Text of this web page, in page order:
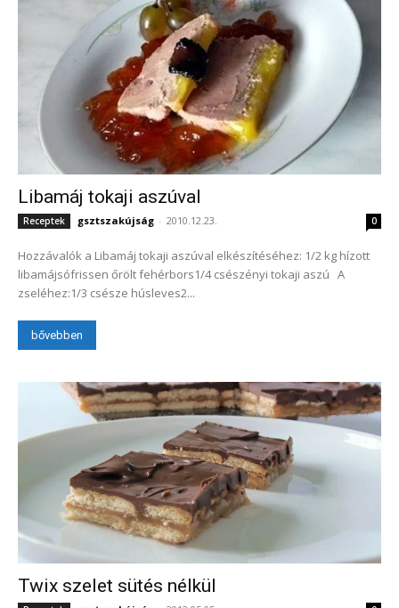
Libamáj tokaji aszúval
Receptek gsztszakújság - 2010.12.23. 0
Hozzávalók a Libamáj tokaji aszúval elkészítéséhez: 1/2 kg hízott
libamájsófrissen őrölt fehérbors1/4 csészényi tokaji aszú A
zseléhez:1/3 csésze húsleves2...
bővebben
Twix szelet sütés nélkül